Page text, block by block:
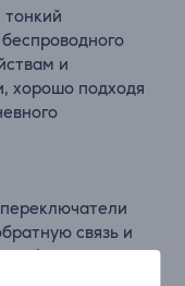
тонкий
и
хорошо подходя
связь и
добиваться